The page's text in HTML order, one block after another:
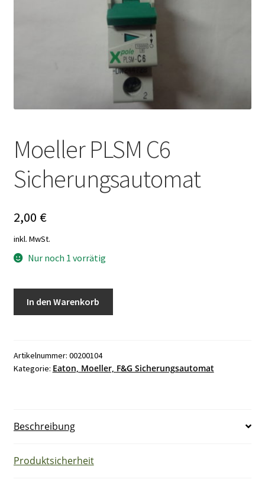
Moeller PLSM C6
Sicherungsautomat
2,00 €
inkl. MwSt.
Nur noch 1 vorrätig
Menge
In den Warenkorb
Artikelnummer: 00200104
Kategorie: Eaton, Moeller, F&G Sicherungsautomat
Beschreibung
Produktsicherheit